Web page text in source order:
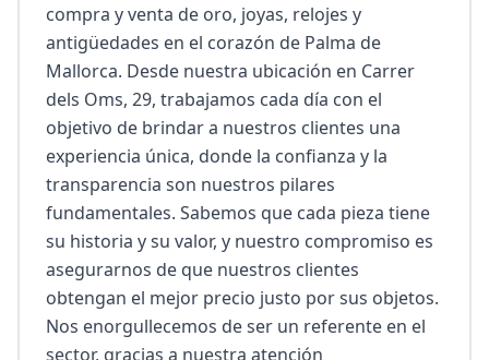
compra y venta de oro, joyas, relojes y
antigüedades en el corazón de Palma de
Mallorca. Desde nuestra ubicación en Carrer
dels Oms, 29, trabajamos cada día con el
objetivo de brindar a nuestros clientes una
experiencia única, donde la confianza y la
transparencia son nuestros pilares
fundamentales. Sabemos que cada pieza tiene
su historia y su valor, y nuestro compromiso es
asegurarnos de que nuestros clientes
obtengan el mejor precio justo por sus objetos.
Nos enorgullecemos de ser un referente en el
sector, gracias a nuestra atención